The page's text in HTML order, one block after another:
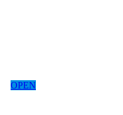
OPEN